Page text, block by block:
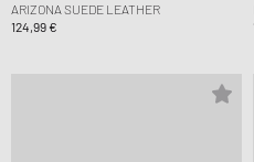
ARIZONA SUEDE LEATHER
124,99 €